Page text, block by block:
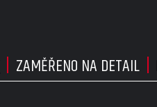
ZAMĚŘENO NA DETAIL